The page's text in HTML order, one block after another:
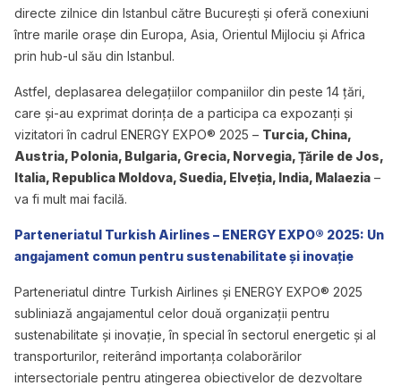
directe zilnice din Istanbul către București și oferă conexiuni
între marile orașe din Europa, Asia, Orientul Mijlociu și Africa
prin hub-ul său din Istanbul.
Astfel, deplasarea delegațiilor companiilor din peste 14 țări,
care și-au exprimat dorința de a participa ca expozanți și
vizitatori în cadrul ENERGY EXPO® 2025 – Turcia, China,
Austria, Polonia, Bulgaria, Grecia, Norvegia, Țările de Jos,
Italia, Republica Moldova, Suedia, Elveția, India, Malaezia –
va fi mult mai facilă.
Parteneriatul Turkish Airlines – ENERGY EXPO® 2025: Un
angajament comun pentru sustenabilitate și inovație
Parteneriatul dintre Turkish Airlines și ENERGY EXPO® 2025
subliniază angajamentul celor două organizații pentru
sustenabilitate și inovație, în special în sectorul energetic și al
transporturilor, reiterând importanța colaborărilor
intersectoriale pentru atingerea obiectivelor de dezvoltare